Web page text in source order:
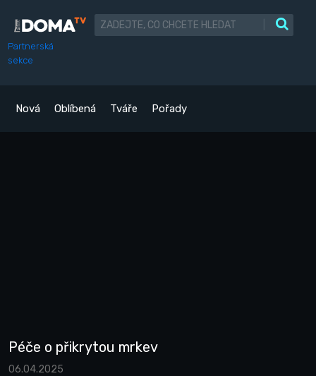
Partnerská
sekce
Nová Oblíbená Tváře Pořady
Péče o přikrytou mrkev
06.04.2025